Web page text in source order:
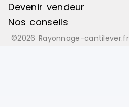
Devenir vendeur
Nos conseils
©2026 Rayonnage-